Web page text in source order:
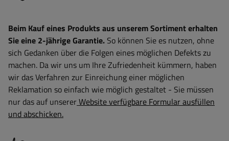
Beim Kauf eines Produkts aus unserem Sortiment erhalten
Sie eine 2-jährige Garantie. So können Sie es nutzen, ohne
sich Gedanken über die Folgen eines möglichen Defekts zu
machen. Da wir uns um Ihre Zufriedenheit kümmern, haben
wir das Verfahren zur Einreichung einer möglichen
Reklamation so einfach wie möglich gestaltet - Sie müssen
nur das auf unsererWebsite verfügbare Formular ausfüllen
und abschicken.